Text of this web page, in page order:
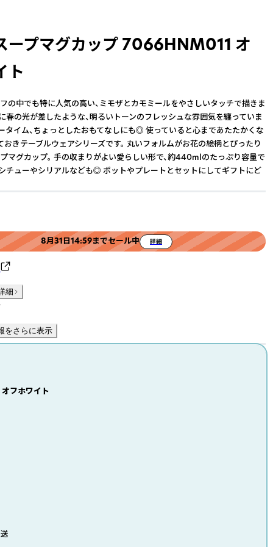
ープマグカップ 7066HNM011 オ
ト
の中でも特に人気の高い、ミモザとカモミールをやさしいタッチで描きま
春の光が差したような、明るいトーンのフレッシュな雰囲気を纏っていま
タイム、ちょっとしたおもてなしにも◎ 使っていると心まであたたかくな
おきテーブルウェアシリーズです。 丸いフォルムがお花の絵柄とぴったり
マグカップ。 手の収まりがよい愛らしい形で、約440mlのたっぷり容量で
シチューやシリアルなども◎ ポットやプレートとセットにしてギフトにど
8月31日14:59までセール中 詳細
細
をさらに表示
フホワイト